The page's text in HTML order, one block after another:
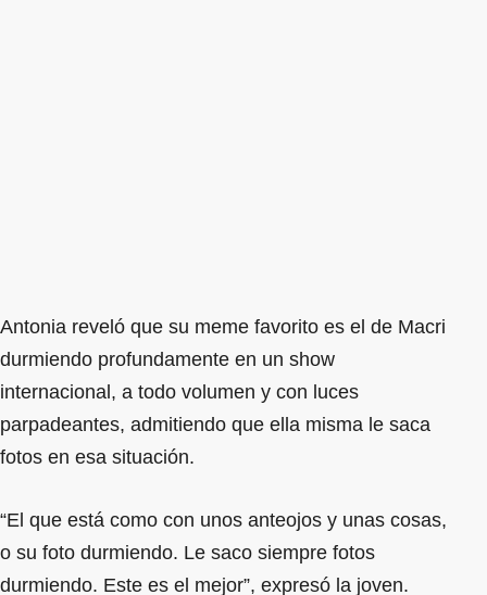
Antonia reveló que su meme favorito es el de Macri
durmiendo profundamente en un show
internacional, a todo volumen y con luces
parpadeantes, admitiendo que ella misma le saca
fotos en esa situación.
“El que está como con unos anteojos y unas cosas,
o su foto durmiendo. Le saco siempre fotos
durmiendo. Este es el mejor”, expresó la joven.